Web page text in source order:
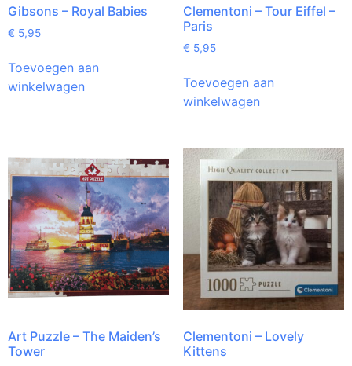
Gibsons – Royal Babies
€ 5,95
Toevoegen aan
winkelwagen
Clementoni – Tour Eiffel –
Paris
€ 5,95
Toevoegen aan
winkelwagen
Art Puzzle – The Maiden’s
Tower
Clementoni – Lovely
Kittens